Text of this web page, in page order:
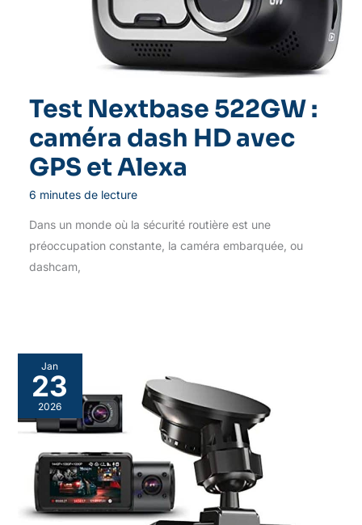
Test Nextbase 522GW :
caméra dash HD avec
GPS et Alexa
6 minutes de lecture
Dans un monde où la sécurité routière est une
préoccupation constante, la caméra embarquée, ou
dashcam,
Jan
23
2026